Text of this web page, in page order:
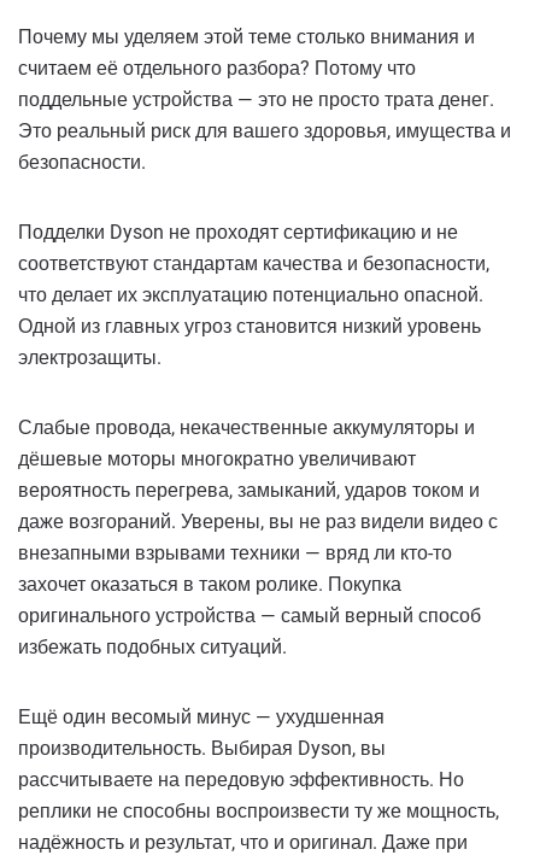
Почему мы уделяем этой теме столько внимания и
считаем её отдельного разбора? Потому что
поддельные устройства — это не просто трата денег.
Это реальный риск для вашего здоровья, имущества и
безопасности.
Подделки Dyson не проходят сертификацию и не
соответствуют стандартам качества и безопасности,
что делает их эксплуатацию потенциально опасной.
Одной из главных угроз становится низкий уровень
электрозащиты.
Слабые провода, некачественные аккумуляторы и
дёшевые моторы многократно увеличивают
вероятность перегрева, замыканий, ударов током и
даже возгораний. Уверены, вы не раз видели видео с
внезапными взрывами техники — вряд ли кто-то
захочет оказаться в таком ролике. Покупка
оригинального устройства — самый верный способ
избежать подобных ситуаций.
Ещё один весомый минус — ухудшенная
производительность. Выбирая Dyson, вы
рассчитываете на передовую эффективность. Но
реплики не способны воспроизвести ту же мощность,
надёжность и результат, что и оригинал. Даже при